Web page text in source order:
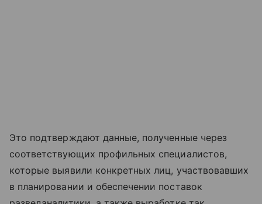
Это подтверждают данные, полученные через
соответствующих профильных специалистов,
которые выявили конкретных лиц, участвовавших
в планировании и обеспечении поставок